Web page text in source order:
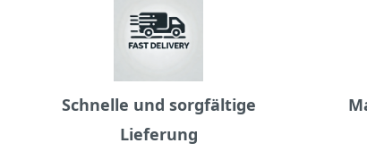
Schnelle und sorgfältige
Lieferung